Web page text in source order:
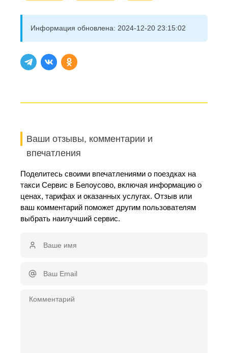
Информация обновлена: 2024-12-20 23:15:02
Ваши отзывы, комментарии и
впечатления
Поделитесь своими впечатлениями о поездках на
такси Сервис в Белоусово, включая информацию о
ценах, тарифах и оказанных услугах. Отзыв или
ваш комментарий поможет другим пользователям
выбрать наилучший сервис.